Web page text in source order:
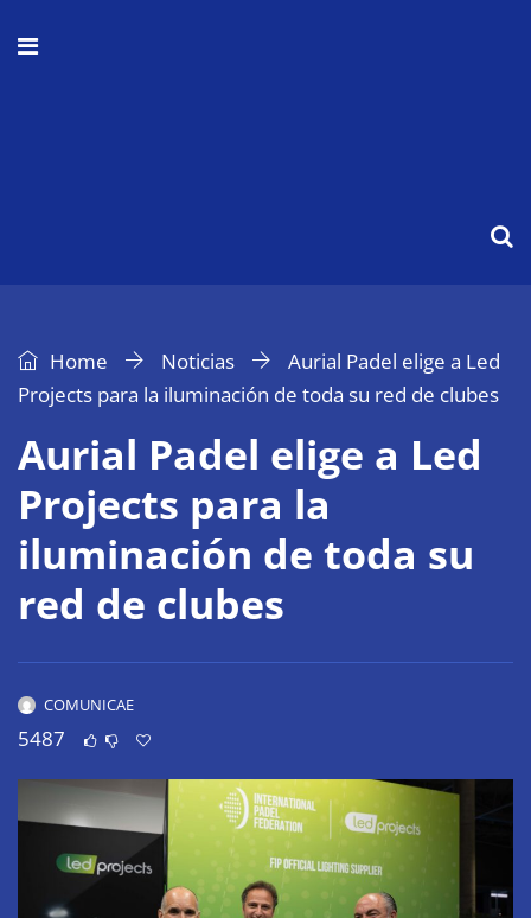
Home Noticias
Aurial Padel elige a Led
Projects para la iluminación de toda su red de clubes
Aurial Padel elige a Led
Projects para la
iluminación de toda su
red de clubes
COMUNICAE
5487